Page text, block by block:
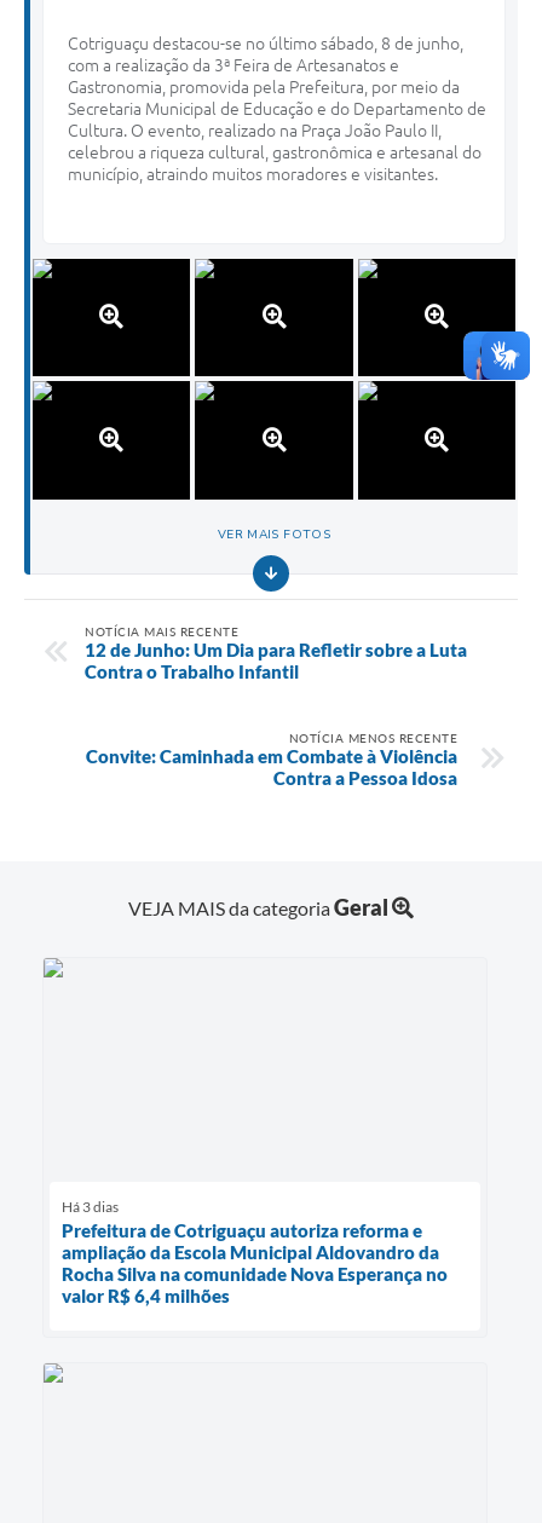
Cotriguaçu destacou-se no último sábado, 8 de junho,
com a realização da 3ª Feira de Artesanatos e
Gastronomia, promovida pela Prefeitura, por meio da
Secretaria Municipal de Educação e do Departamento de
Cultura. O evento, realizado na Praça João Paulo II,
celebrou a riqueza cultural, gastronômica e artesanal do
município, atraindo muitos moradores e visitantes.
VER MAIS FOTOS
NOTÍCIA MAIS RECENTE
12 de Junho: Um Dia para Refletir sobre a Luta
Contra o Trabalho Infantil
NOTÍCIA MENOS RECENTE
Convite: Caminhada em Combate à Violência
Contra a Pessoa Idosa
VEJA MAIS da categoriaGeral
Há 3 dias
Prefeitura de Cotriguaçu autoriza reforma e
ampliação da Escola Municipal Aldovandro da
Rocha Silva na comunidade Nova Esperança no
valor R$ 6,4 milhões